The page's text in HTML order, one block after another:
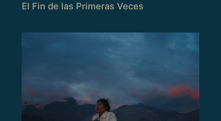
El Fin de las Primeras Veces